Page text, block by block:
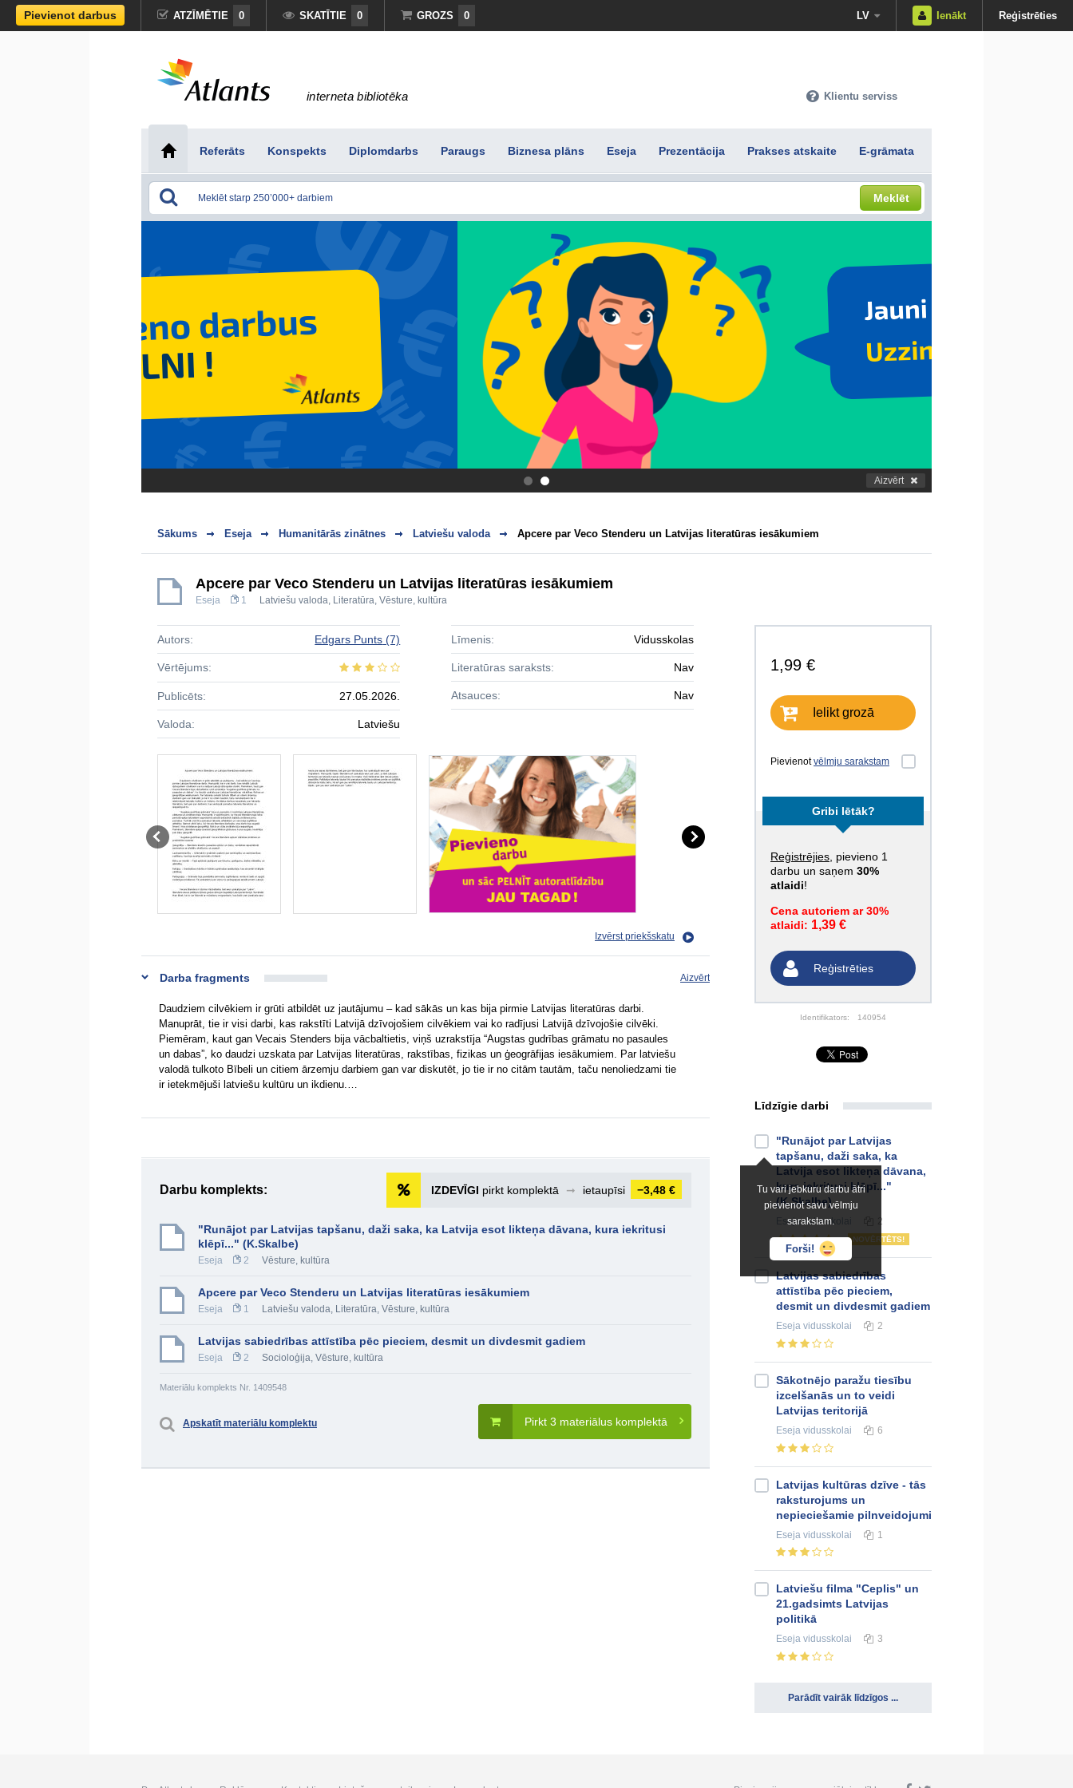
Pievienot darbus ATZĪMĒTIE 0 SKATĪTIE 0 GROZS 0 LV Ienākt Reģistrēties
interneta bibliotēka Klientu serviss
Referāts Konspekts Diplomdarbs Paraugs Biznesa plāns Eseja Prezentācija Prakses atskaite E-grāmata
Meklēt
. Aizvērt
Sākums Eseja Humanitārās zinātnes Latviešu valoda Apcere par Veco Stenderu un Latvijas literatūras iesākumiem
Apcere par Veco Stenderu un Latvijas literatūras iesākumiem
Eseja 1 Latviešu valoda, Literatūra, Vēsture, kultūra
1,99 €
Ielikt grozā
Pievienotvēlmju sarakstam
Gribi lētāk?
Reģistrējies , pievieno 1
darbu un saņem 30%
atlaidi!
Cena autoriem ar 30%
atlaidi: 1,39 €
Reģistrēties
Identifikators: 140954
Autors: Edgars Punts (7)
Vērtējums:
Publicēts: 27.05.2026.
Valoda: Latviešu
Līmenis: Vidusskolas
Literatūras saraksts: Nav
Atsauces: Nav
Izvērst priekšskatu
Darba fragments Aizvērt
Daudziem cilvēkiem ir grūti atbildēt uz jautājumu – kad sākās un kas bija pirmie Latvijas literatūras darbi.
Manuprāt, tie ir visi darbi, kas rakstīti Latvijā dzīvojošiem cilvēkiem vai ko radījusi Latvijā dzīvojošie cilvēki.
Piemēram, kaut gan Vecais Stenders bija vācbaltietis, viņš uzrakstīja “Augstas gudrības grāmatu no pasaules
un dabas”, ko daudzi uzskata par Latvijas literatūras, rakstības, fizikas un ģeogrāfijas iesākumiem. Par latviešu
valodā tulkoto Bībeli un citiem ārzemju darbiem gan var diskutēt, jo tie ir no citām tautām, taču nenoliedzami tie
ir ietekmējuši latviešu kultūru un ikdienu.…
Darbu komplekts: IZDEVĪGI pirkt komplektā ➞ ietaupīsi −3,48 €
"Runājot par Latvijas tapšanu, daži saka, ka Latvija esot likteņa dāvana, kura iekritusi
klēpī..." (K.Skalbe)
Eseja 2 Vēsture, kultūra
Apcere par Veco Stenderu un Latvijas literatūras iesākumiem
Eseja 1 Latviešu valoda, Literatūra, Vēsture, kultūra
Latvijas sabiedrības attīstība pēc pieciem, desmit un divdesmit gadiem
Eseja 2 Socioloģija, Vēsture, kultūra
Materiālu komplekts Nr. 1409548
Pirkt 3 materiālus komplektā
Apskatīt materiālu komplektu
Līdzīgie darbi
Tu vari jebkuru darbu ātri
pievienot savu vēlmju
sarakstam.
Forši!
"Runājot par Latvijas
tapšanu, daži saka, ka
Latvija esot likteņa dāvana,
kura iekritusi klēpī..."
(K.Skalbe)
Esejavidusskolai 2
NOVĒRTĒTS!
Latvijas sabiedrības
attīstība pēc pieciem,
desmit un divdesmit gadiem
Eseja vidusskolai 2
Sākotnējo paražu tiesību
izcelšanās un to veidi
Latvijas teritorijā
Eseja vidusskolai 6
Latvijas kultūras dzīve - tās
raksturojums un
nepieciešamie pilnveidojumi
Eseja vidusskolai 1
Latviešu filma "Ceplis" un
21.gadsimts Latvijas
politikā
Eseja vidusskolai 3
Parādīt vairāk līdzīgos ...